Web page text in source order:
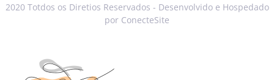
2020 Totdos os Diretios Reservados - Desenvolvido e Hospedado
por ConecteSite